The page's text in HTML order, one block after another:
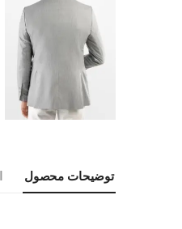
توضیحات محصول